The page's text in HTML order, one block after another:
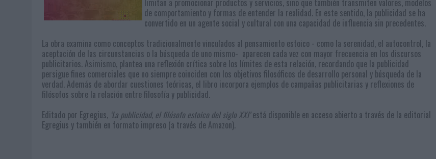
limitan a promocionar productos y servicios, sino que también transmiten valores, modelos
de comportamiento y formas de entender la realidad. En este sentido, la publicidad se ha
convertido en un agente social y cultural con una capacidad de influencia sin precedentes.
La obra examina como conceptos tradicionalmente vinculados al pensamiento estoico - como la serenidad, el autocontrol, la
aceptación de las circunstancias o la búsqueda de uno mismo- aparecen cada vez con mayor frecuencia en los discursos
publicitarios. Asimismo, plantea una reflexión crítica sobre los límites de esta relación, recordando que la publicidad
persigue fines comerciales que no siempre coinciden con los objetivos filosóficos de desarrollo personal y búsqueda de la
verdad. Además de abordar cuestiones teóricas, el libro incorpora ejemplos de campañas publicitarias y reflexiones de
filósofos sobre la relación entre filosofía y publicidad.
Editado por Egregius, ‘La publicidad, el filósofo estoico del siglo XXI’está disponible en acceso abierto a través de la editorial
Egregius y también en formato impreso (a través de Amazon).